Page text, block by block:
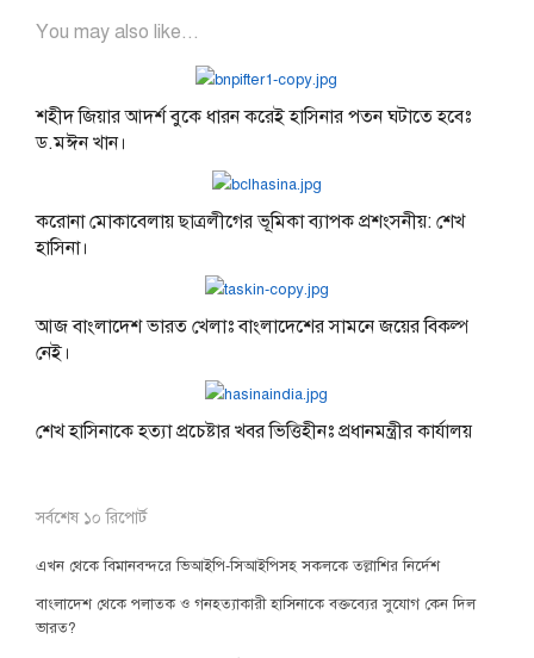
You may also like...
শহীদ জিয়ার আদর্শ বুকে ধারন করেই হাসিনার পতন ঘটাতে হবেঃ
ড.মঈন খান।
করোনা মোকাবেলায় ছাত্রলীগের ভূমিকা ব্যাপক প্রশংসনীয়: শেখ
হাসিনা।
আজ বাংলাদেশ ভারত খেলাঃ বাংলাদেশের সামনে জয়ের বিকল্প
নেই।
শেখ হাসিনাকে হত্যা প্রচেষ্টার খবর ভিত্তিহীনঃ প্রধানমন্ত্রীর কার্যালয়
সর্বশেষ ১০ রিপোর্ট
এখন থেকে বিমানবন্দরে ভিআইপি-সিআইপিসহ সকলকে তল্লাশির নির্দেশ
বাংলাদেশ থেকে পলাতক ও গনহত্যাকারী হাসিনাকে বক্তব্যের সুযোগ কেন দিল
ভারত?